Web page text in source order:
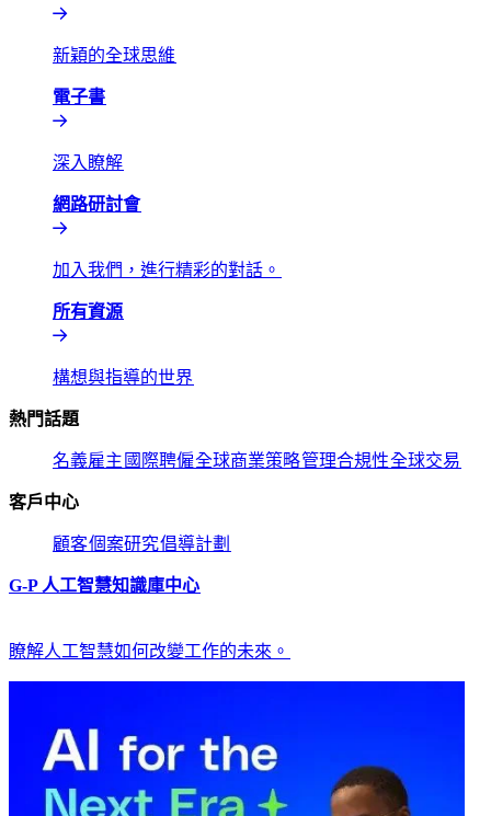
新穎的全球思維​​
電子書​​
深入瞭解​​
網路研討會​​
加入我們，進行精彩的對話。​​
所有資源​​
構想與指導的世界​​
熱門話題​​
名義雇主​​ 國際聘僱​​全球商業策略​​管理合規性​​全球交易​​
客戶中心​​
顧客​​個案研究​​倡導計劃​​
G-P 人工智慧知識庫中心​​
瞭解人工智慧如何改變工作的未來。​​